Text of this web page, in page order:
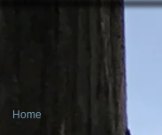
Home